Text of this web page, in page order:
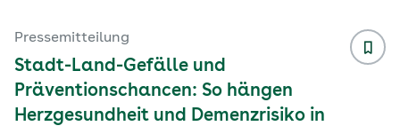
der AOK (WIdO), das jetzt mit Daten für das Jahr
2024 aktualisiert worden ist. Der Qualitätsmonitor
Pressemitteilung
Stadt-Land-Gefälle und
Präventionschancen: So hängen
Herzgesundheit und Demenzrisiko in